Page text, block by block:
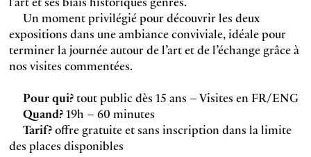
Un moment privilégié pour découvrir les deux
expositions dans une ambiance conviviale, idéale pour
terminer la journée autour de l’art et de l’échange grâce à
nos visites commentées.
Pour qui?tout public dès 15 ans – Visites en FR/ENG
Quand?19h – 60 minutes
Tarif?offre gratuite et sans inscription dans la limite
des places disponibles